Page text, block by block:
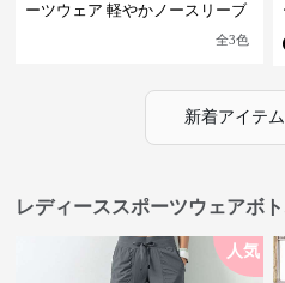
ーツウェア 軽やかノースリーブ
全3色
新着アイテ
レディーススポーツウェアボ
人気